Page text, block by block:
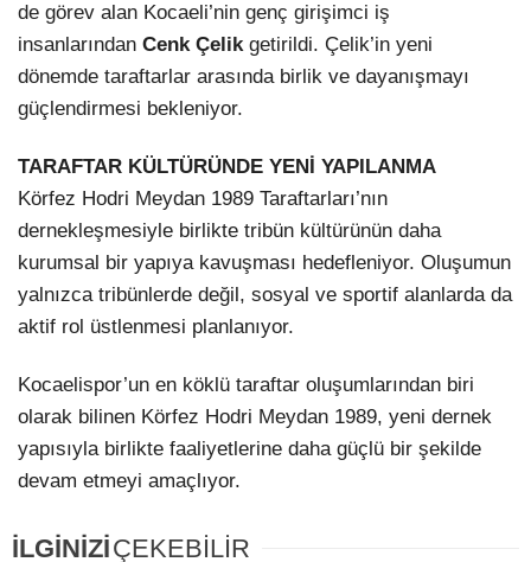
de görev alan Kocaeli’nin genç girişimci iş
insanlarından Cenk Çelikgetirildi. Çelik’in yeni
dönemde taraftarlar arasında birlik ve dayanışmayı
güçlendirmesi bekleniyor.
TARAFTAR KÜLTÜRÜNDE YENİ YAPILANMA
Körfez Hodri Meydan 1989 Taraftarları’nın
dernekleşmesiyle birlikte tribün kültürünün daha
kurumsal bir yapıya kavuşması hedefleniyor. Oluşumun
yalnızca tribünlerde değil, sosyal ve sportif alanlarda da
aktif rol üstlenmesi planlanıyor.
Kocaelispor’un en köklü taraftar oluşumlarından biri
olarak bilinen Körfez Hodri Meydan 1989, yeni dernek
yapısıyla birlikte faaliyetlerine daha güçlü bir şekilde
devam etmeyi amaçlıyor.
İLGİNİZİÇEKEBİLİR